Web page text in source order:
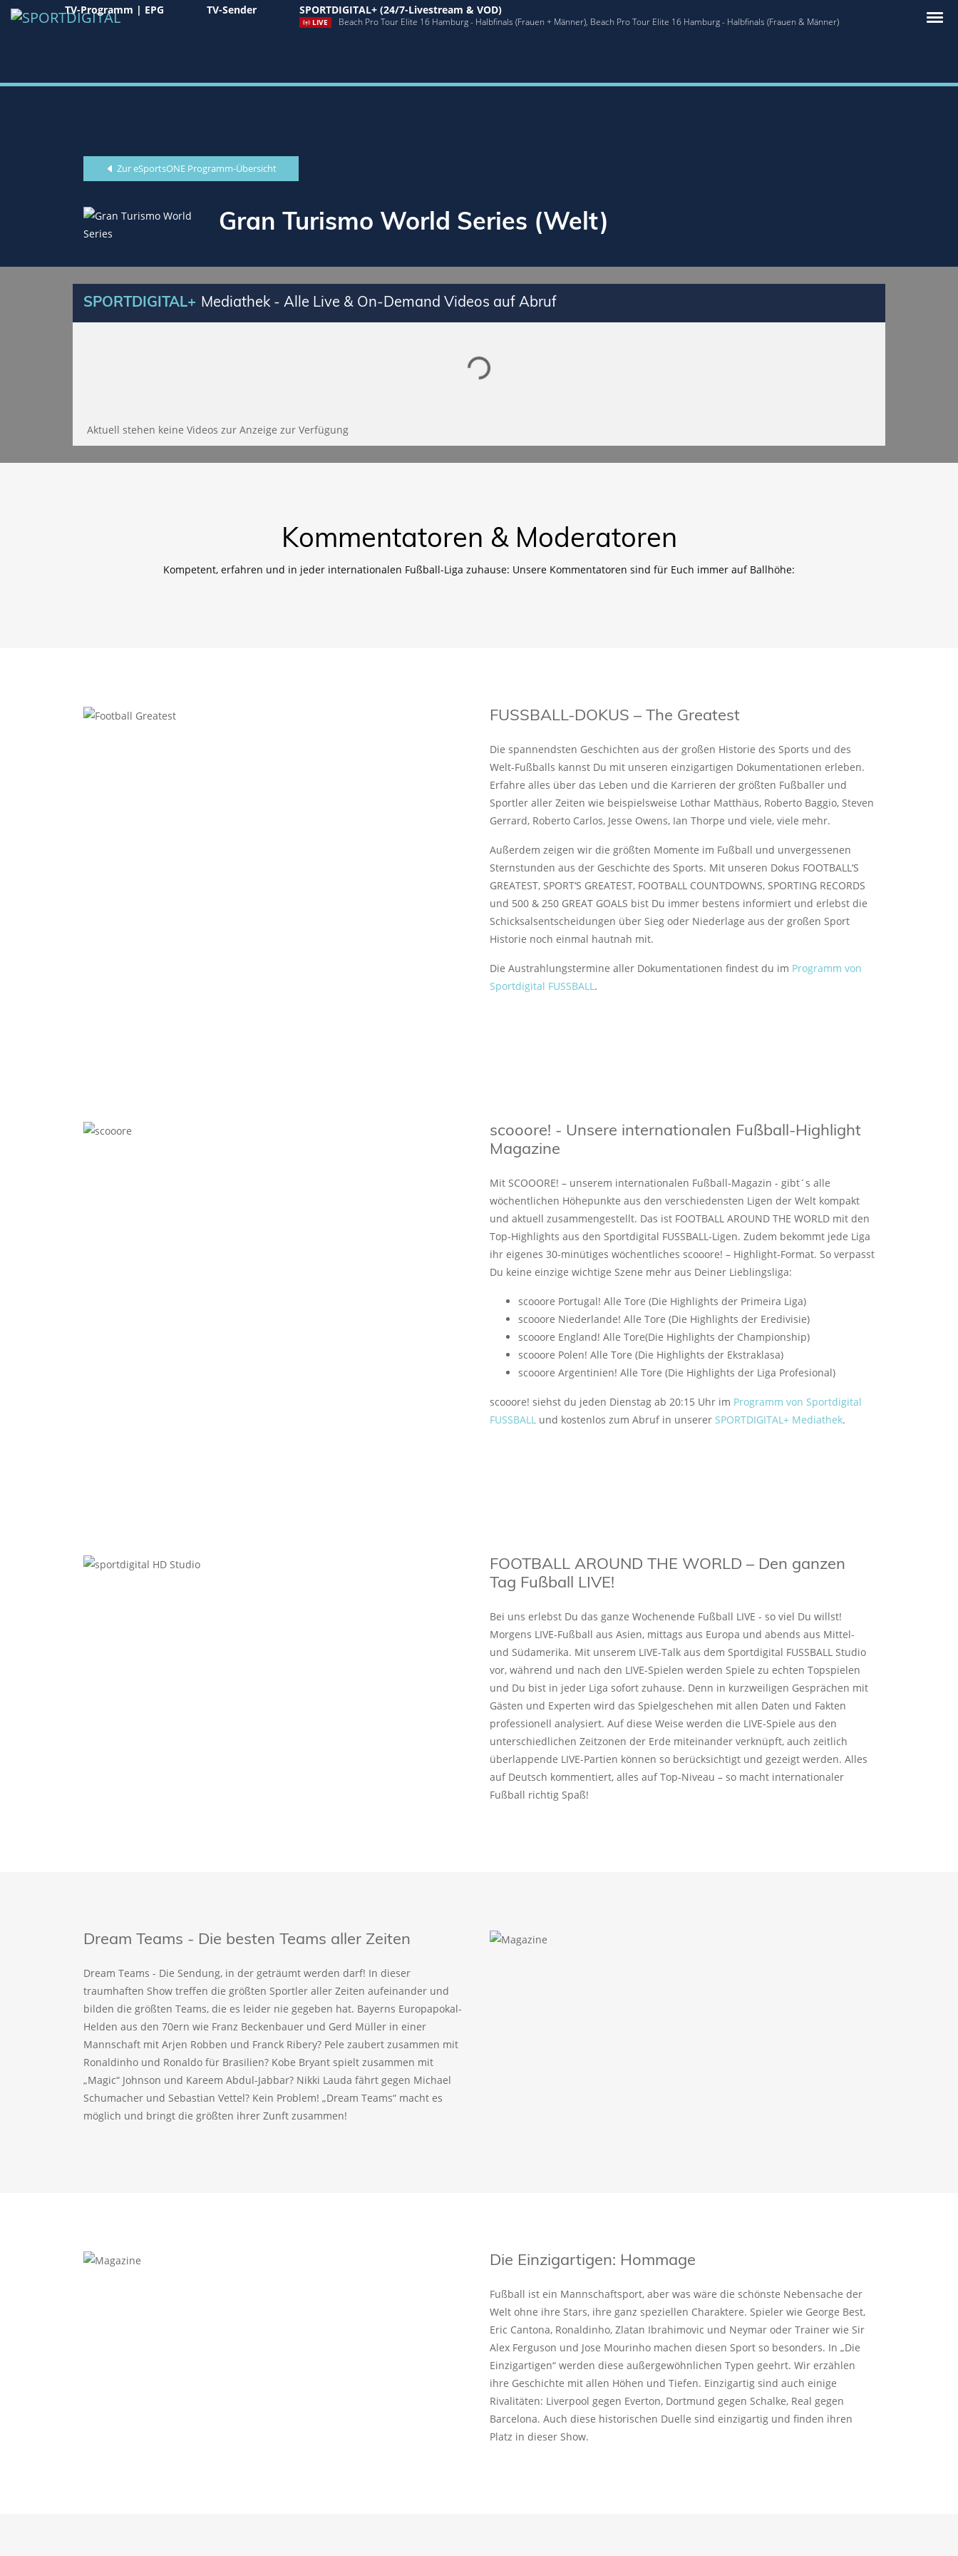
TV-Programm | EPG TV-Sender SPORTDIGITAL+ (24/7-Livestream & VOD)
LIVE Beach Pro Tour Elite 16 Hamburg - Halbfinals (Frauen + Männer), Beach Pro Tour Elite 16 Hamburg - Halbfinals (Frauen & Männer)
Zur eSportsONE Programm-Übersicht
Gran Turismo World Series (Welt)
SPORTDIGITAL+ Mediathek - Alle Live & On-Demand Videos auf Abruf
Lade SPORTDIGITAL+ Mediathek
Aktuell stehen keine Videos zur Anzeige zur Verfügung
Kommentatoren & Moderatoren
Kompetent, erfahren und in jeder internationalen Fußball-Liga zuhause: Unsere Kommentatoren sind für Euch immer auf Ballhöhe:
FUSSBALL-DOKUS – The Greatest
Die spannendsten Geschichten aus der großen Historie des Sports und des
Welt-Fußballs kannst Du mit unseren einzigartigen Dokumentationen erleben.
Erfahre alles über das Leben und die Karrieren der größten Fußballer und
Sportler aller Zeiten wie beispielsweise Lothar Matthäus, Roberto Baggio, Steven
Gerrard, Roberto Carlos, Jesse Owens, Ian Thorpe und viele, viele mehr.
Außerdem zeigen wir die größten Momente im Fußball und unvergessenen
Sternstunden aus der Geschichte des Sports. Mit unseren Dokus FOOTBALL‘S
GREATEST, SPORT‘S GREATEST, FOOTBALL COUNTDOWNS, SPORTING RECORDS
und 500 & 250 GREAT GOALS bist Du immer bestens informiert und erlebst die
Schicksalsentscheidungen über Sieg oder Niederlage aus der großen Sport
Historie noch einmal hautnah mit.
Die Austrahlungstermine aller Dokumentationen findest du im Programm von
Sportdigital FUSSBALL.
scooore! - Unsere internationalen Fußball-Highlight
Magazine
Mit SCOOORE! – unserem internationalen Fußball-Magazin - gibt´s alle
wöchentlichen Höhepunkte aus den verschiedensten Ligen der Welt kompakt
und aktuell zusammengestellt. Das ist FOOTBALL AROUND THE WORLD mit den
Top-Highlights aus den Sportdigital FUSSBALL-Ligen. Zudem bekommt jede Liga
ihr eigenes 30-minütiges wöchentliches scooore! – Highlight-Format. So verpasst
Du keine einzige wichtige Szene mehr aus Deiner Lieblingsliga:
scooore Portugal! Alle Tore (Die Highlights der Primeira Liga)
scooore Niederlande! Alle Tore (Die Highlights der Eredivisie)
scooore England! Alle Tore(Die Highlights der Championship)
scooore Polen! Alle Tore (Die Highlights der Ekstraklasa)
scooore Argentinien! Alle Tore (Die Highlights der Liga Profesional)
scooore! siehst du jeden Dienstag ab 20:15 Uhr im Programm von Sportdigital
FUSSBALL und kostenlos zum Abruf in unserer SPORTDIGITAL+ Mediathek.
FOOTBALL AROUND THE WORLD – Den ganzen
Tag Fußball LIVE!
Bei uns erlebst Du das ganze Wochenende Fußball LIVE - so viel Du willst!
Morgens LIVE-Fußball aus Asien, mittags aus Europa und abends aus Mittel-
und Südamerika. Mit unserem LIVE-Talk aus dem Sportdigital FUSSBALL Studio
vor, während und nach den LIVE-Spielen werden Spiele zu echten Topspielen
und Du bist in jeder Liga sofort zuhause. Denn in kurzweiligen Gesprächen mit
Gästen und Experten wird das Spielgeschehen mit allen Daten und Fakten
professionell analysiert. Auf diese Weise werden die LIVE-Spiele aus den
unterschiedlichen Zeitzonen der Erde miteinander verknüpft, auch zeitlich
überlappende LIVE-Partien können so berücksichtigt und gezeigt werden. Alles
auf Deutsch kommentiert, alles auf Top-Niveau – so macht internationaler
Fußball richtig Spaß!
Dream Teams - Die besten Teams aller Zeiten
Dream Teams - Die Sendung, in der geträumt werden darf! In dieser
traumhaften Show treffen die größten Sportler aller Zeiten aufeinander und
bilden die größten Teams, die es leider nie gegeben hat. Bayerns Europapokal-
Helden aus den 70ern wie Franz Beckenbauer und Gerd Müller in einer
Mannschaft mit Arjen Robben und Franck Ribery? Pele zaubert zusammen mit
Ronaldinho und Ronaldo für Brasilien? Kobe Bryant spielt zusammen mit
„Magic“ Johnson und Kareem Abdul-Jabbar? Nikki Lauda fährt gegen Michael
Schumacher und Sebastian Vettel? Kein Problem! „Dream Teams“ macht es
möglich und bringt die größten ihrer Zunft zusammen!
Die Einzigartigen: Hommage
Fußball ist ein Mannschaftsport, aber was wäre die schönste Nebensache der
Welt ohne ihre Stars, ihre ganz speziellen Charaktere. Spieler wie George Best,
Eric Cantona, Ronaldinho, Zlatan Ibrahimovic und Neymar oder Trainer wie Sir
Alex Ferguson und Jose Mourinho machen diesen Sport so besonders. In „Die
Einzigartigen“ werden diese außergewöhnlichen Typen geehrt. Wir erzählen
ihre Geschichte mit allen Höhen und Tiefen. Einzigartig sind auch einige
Rivalitäten: Liverpool gegen Everton, Dortmund gegen Schalke, Real gegen
Barcelona. Auch diese historischen Duelle sind einzigartig und finden ihren
Platz in dieser Show.